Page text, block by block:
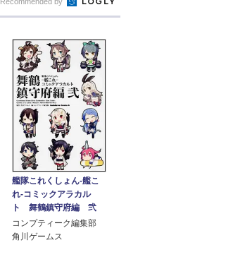
艦隊これくしょん‐艦こ
れ‐コミックアラカル
ト 舞鶴鎮守府編 弐
コンプティーク編集部
角川ゲームス